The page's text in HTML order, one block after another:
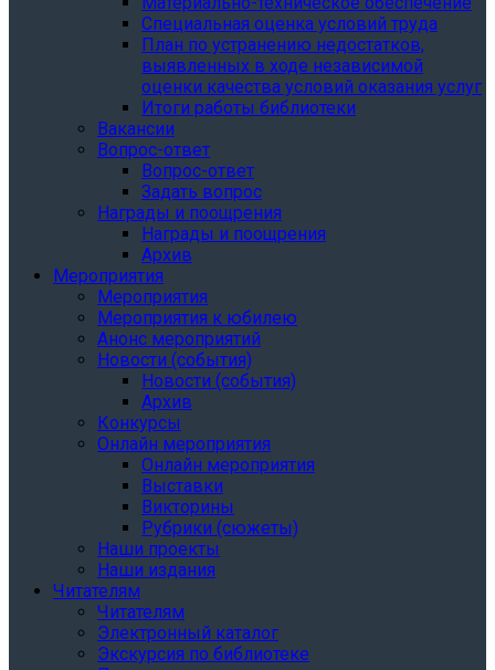
Специальная оценка условий труда
План по устранению недостатков,
выявленных в ходе независимой
оценки качества условий оказания услуг
Итоги работы библиотеки
Вакансии
Вопрос-ответ
Вопрос-ответ
Задать вопрос
Награды и поощрения
Награды и поощрения
Архив
Мероприятия
Мероприятия
Мероприятия к юбилею
Анонс мероприятий
Новости (события)
Новости (события)
Архив
Конкурсы
Онлайн мероприятия
Онлайн мероприятия
Выставки
Викторины
Рубрики (сюжеты)
Наши проекты
Наши издания
Читателям
Читателям
Электронный каталог
Экскурсия по библиотеке